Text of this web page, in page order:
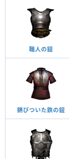
職人の鎧
錆びついた鉄の鎧